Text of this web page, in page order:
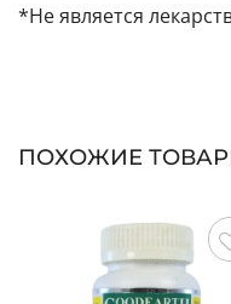
*Не является
ПОХОЖИЕ
Сохранить